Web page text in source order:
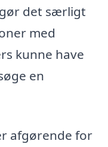
det særligt
med
kunne have
en
afgørende for